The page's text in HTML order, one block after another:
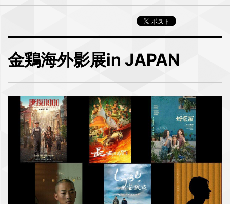
金鶏海外影展in JAPAN